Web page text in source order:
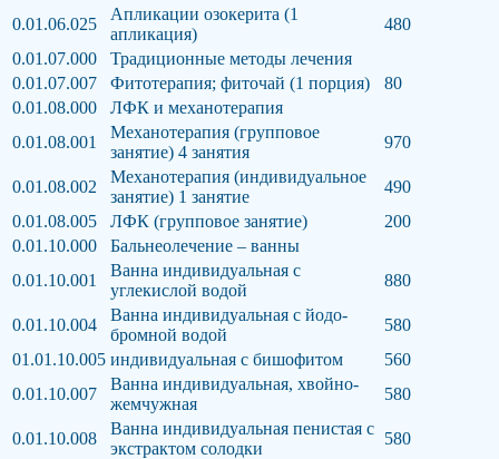
0.01.06.025
Апликации озокерита (1
апликация)
480
0.01.07.000
Традиционные методы лечения
0.01.07.007
Фитотерапия; фиточай (1 порция)
80
0.01.08.000
ЛФК и механотерапия
0.01.08.001
Механотерапия (групповое
занятие) 4 занятия
970
0.01.08.002
Механотерапия (индивидуальное
занятие) 1 занятие
490
0.01.08.005
ЛФК (групповое занятие)
200
0.01.10.000
Бальнеолечение – ванны
0.01.10.001
Ванна индивидуальная с
углекислой водой
880
0.01.10.004
Ванна индивидуальная с йодо-
бромной водой
580
01.01.10.005 индивидуальная с бишофитом
560
0.01.10.007
Ванна индивидуальная, хвойно-
жемчужная
580
0.01.10.008
Ванна индивидуальная пенистая с
экстрактом солодки
580